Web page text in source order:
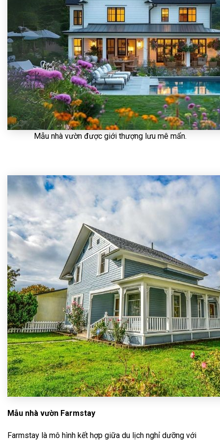
Mẫu nhà vườn được giới thượng lưu mê mẩn.
Mẫu nhà vườn Farmstay
Farmstay là mô hình kết hợp giữa du lịch nghỉ dưỡng với